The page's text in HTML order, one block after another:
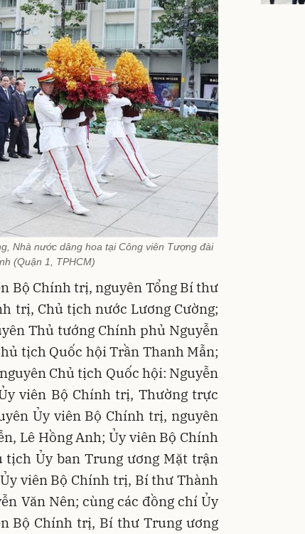
Nhà nước dâng hoa tại Công viên Tượng đài
(Quận 1, TPHCM)
Bộ Chính trị, nguyên Tổng Bí thư
trị, Chủ tịch nước Lương Cường;
Thủ tướng Chính phủ Nguyễn
tịch Quốc hội Trần Thanh Mẫn;
Chủ tịch Quốc hội: Nguyễn
viên Bộ Chính trị, Thường trực
Ủy viên Bộ Chính trị, nguyên
Lê Hồng Anh; Ủy viên Bộ Chính
Ủy ban Trung ương Mặt trận
viên Bộ Chính trị, Bí thư Thành
Văn Nên; cùng các đồng chí Ủy
Bộ Chính trị, Bí thư Trung ương